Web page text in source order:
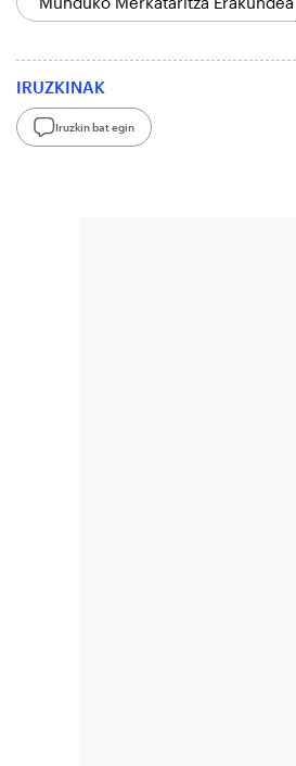
IRUZKINAK
Iruzkin bat egin